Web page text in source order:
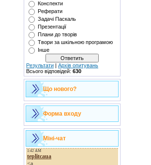
Конспекти
Реферати
Задачі Паскаль
Презентації
Плани до творів
Твори за шкільною програмою
Інше
Результати | Архів опитувань
Всього відповідей: 630
Що нового?
Форма входу
Міні-чат